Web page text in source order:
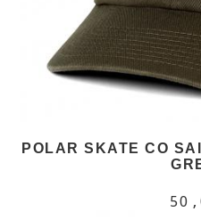
POLAR SKATE CO